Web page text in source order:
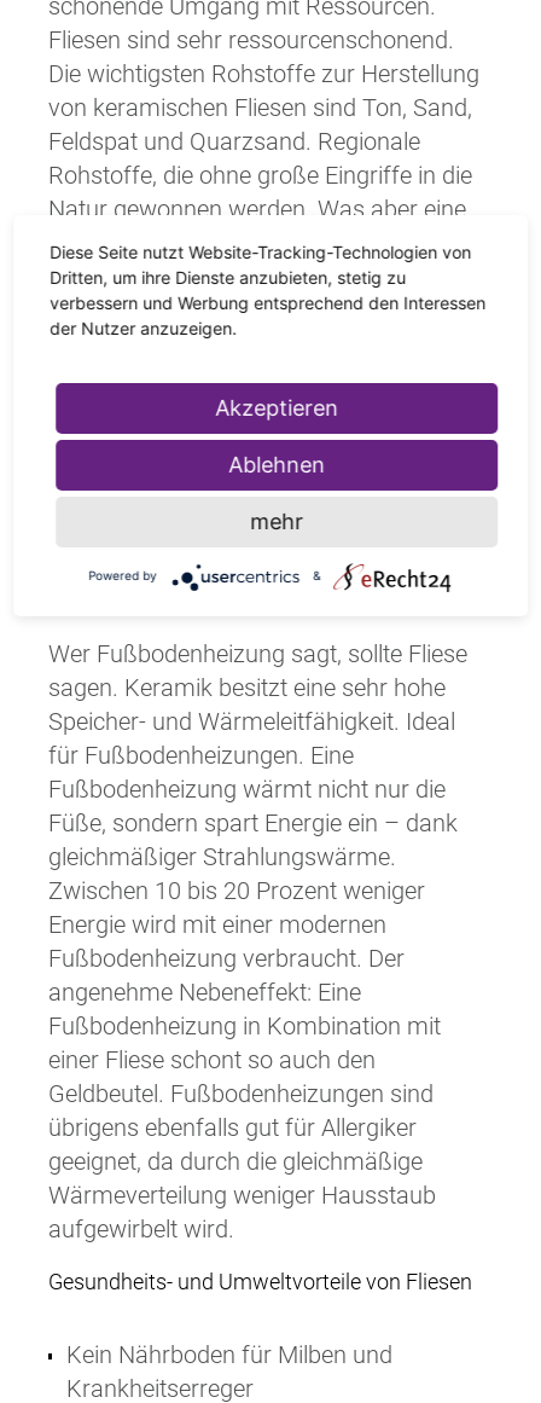
Fliesen sind sehr ressourcenschonend.
Die wichtigsten Rohstoffe zur Herstellung
von keramischen Fliesen sind Ton, Sand,
Feldspat und Quarzsand. Regionale
Rohstoffe, die ohne große Eingriffe in die
Natur gewonnen werden. Was aber eine
Fliese besonders nachhaltig macht, ist
ihre lange Lebensdauer. Gute Fliesen
halten Jahrzehnte, sogar Jahrhunderte.
Die Lebenserwartung ist erheblich höher
als bei Teppichen oder Laminat. Sollte die
Fliesen doch mal das Zeitliche segnen,
lassen sich keramische Fliesen gut
recyceln, zum Beispiel als Grundstoff für
neue Fliesen oder als mineralischer
Sekundärbaustoff.
Niedriger Energieverbrauch
Wer Fußbodenheizung sagt, sollte Fliese
sagen. Keramik besitzt eine sehr hohe
Speicher- und Wärmeleitfähigkeit. Ideal
für Fußbodenheizungen. Eine
Fußbodenheizung wärmt nicht nur die
Füße, sondern spart Energie ein – dank
gleichmäßiger Strahlungswärme.
Zwischen 10 bis 20 Prozent weniger
Energie wird mit einer modernen
Fußbodenheizung verbraucht. Der
angenehme Nebeneffekt: Eine
Fußbodenheizung in Kombination mit
einer Fliese schont so auch den
Geldbeutel. Fußbodenheizungen sind
übrigens ebenfalls gut für Allergiker
geeignet, da durch die gleichmäßige
Wärmeverteilung weniger Hausstaub
aufgewirbelt wird.
Gesundheits- und Umweltvorteile von Fliesen
Kein Nährboden für Milben und
Krankheitserreger
Diese Seite nutzt Website-Tracking-Technologien von
Dritten, um ihre Dienste anzubieten, stetig zu
verbessern und Werbung entsprechend den Interessen
der Nutzer anzuzeigen.
Akzeptieren
Ablehnen
mehr
Powered by &